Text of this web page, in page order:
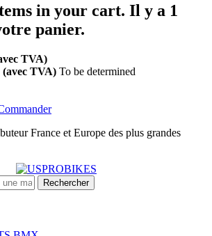
in your cart. Il y a 1
panier.
TVA)
TVA) To be determined
France et Europe des plus grandes
Rechercher